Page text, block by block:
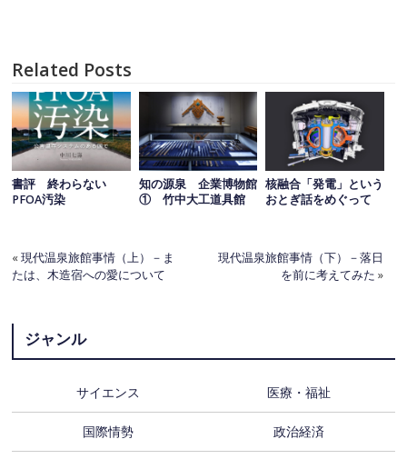
Related Posts
書評 終わらない
PFOA汚染
知の源泉 企業博物館
① 竹中大工道具館
核融合「発電」という
おとぎ話をめぐって
«現代温泉旅館事情（上）－ま
たは、木造宿への愛について
現代温泉旅館事情（下）－落日
を前に考えてみた »
ジャンル
サイエンス 医療・福祉
国際情勢 政治経済